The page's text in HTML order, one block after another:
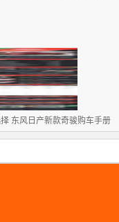
东风日产新款奇骏购车手册